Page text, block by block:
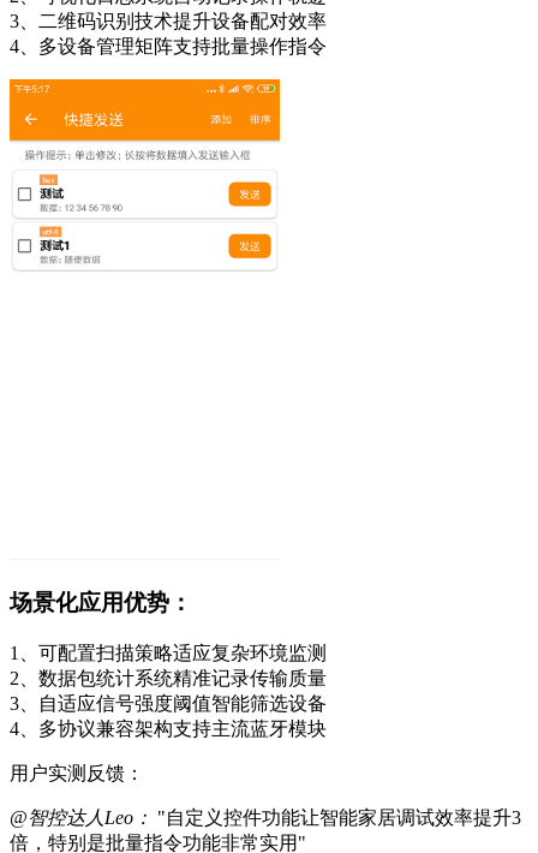
3、二维码识别技术提升设备配对效率
4、多设备管理矩阵支持批量操作指令
场景化应用优势：
1、可配置扫描策略适应复杂环境监测
2、数据包统计系统精准记录传输质量
3、自适应信号强度阈值智能筛选设备
4、多协议兼容架构支持主流蓝牙模块
用户实测反馈：
@智控达人Leo： "自定义控件功能让智能家居调试效率提升3
倍，特别是批量指令功能非常实用"